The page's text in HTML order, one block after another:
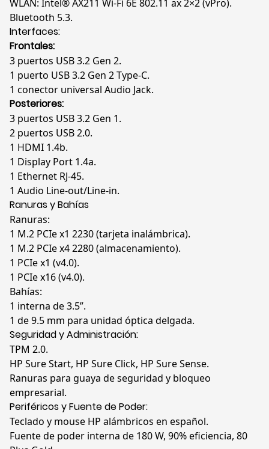
WLAN: Intel® AX211 Wi-Fi 6E 802.11 ax 2×2 (vPro).
Bluetooth 5.3.
Interfaces:
Frontales:
3 puertos USB 3.2 Gen 2.
1 puerto USB 3.2 Gen 2 Type-C.
1 conector universal Audio Jack.
Posteriores:
3 puertos USB 3.2 Gen 1.
2 puertos USB 2.0.
1 HDMI 1.4b.
1 Display Port 1.4a.
1 Ethernet RJ-45.
1 Audio Line-out/Line-in.
Ranuras y Bahías
Ranuras:
1 M.2 PCIe x1 2230 (tarjeta inalámbrica).
1 M.2 PCIe x4 2280 (almacenamiento).
1 PCIe x1 (v4.0).
1 PCIe x16 (v4.0).
Bahías:
1 interna de 3.5”.
1 de 9.5 mm para unidad óptica delgada.
Seguridad y Administración:
TPM 2.0.
HP Sure Start, HP Sure Click, HP Sure Sense.
Ranuras para guaya de seguridad y bloqueo
empresarial.
Periféricos y Fuente de Poder:
Teclado y mouse HP alámbricos en español.
Fuente de poder interna de 180 W, 90% eficiencia, 80